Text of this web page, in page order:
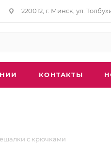
220012, г. Минск, ул.
КОНТАКТЫ
с крючками